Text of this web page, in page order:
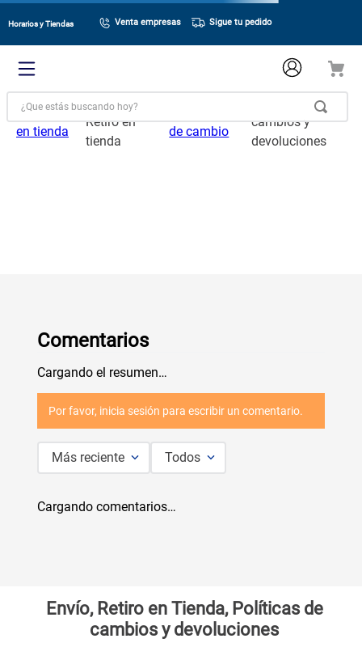
Horarios y Tiendas Venta empresas Sigue tu pedido
¿Que estás buscando hoy?
Despacho y
Retiro en
tienda
Políticas de
cambios y
devoluciones
Comentarios
Cargando el resumen…
Por favor, inicia sesión para escribir un comentario.
Más reciente Todos
Cargando comentarios…
Envío, Retiro en Tienda, Políticas de
cambios y devoluciones